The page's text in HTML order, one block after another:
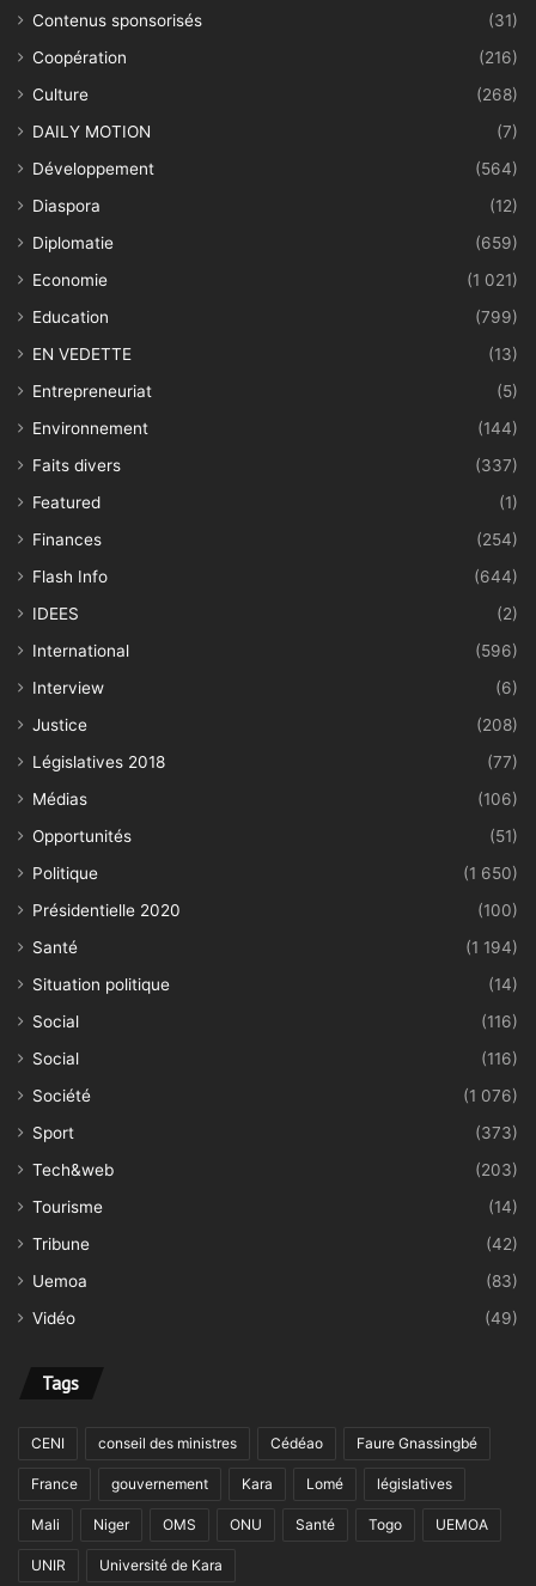
Contenus sponsorisés
(31)
Coopération
(216)
Culture
(268)
DAILY MOTION
(7)
Développement
(564)
Diaspora
(12)
Diplomatie
(659)
Economie
(1 021)
Education
(799)
EN VEDETTE
(13)
Entrepreneuriat
(5)
Environnement
(144)
Faits divers
(337)
Featured
(1)
Finances
(254)
Flash Info
(644)
IDEES
(2)
International
(596)
Interview
(6)
Justice
(208)
Législatives 2018
(77)
Médias
(106)
Opportunités
(51)
Politique
(1 650)
Présidentielle 2020
(100)
Santé
(1 194)
Situation politique
(14)
Social
(116)
Social
(116)
Société
(1 076)
Sport
(373)
Tech&web
(203)
Tourisme
(14)
Tribune
(42)
Uemoa
(83)
Vidéo
(49)
Tags
CENI conseil des ministres Cédéao Faure Gnassingbé
France gouvernement Kara Lomé législatives
Mali Niger OMS ONU Santé Togo UEMOA
UNIR Université de Kara